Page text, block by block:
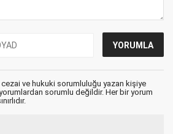
cezai ve hukuki sorumluluğu yazan kişiye
sorumlu değildir. Her bir yorum